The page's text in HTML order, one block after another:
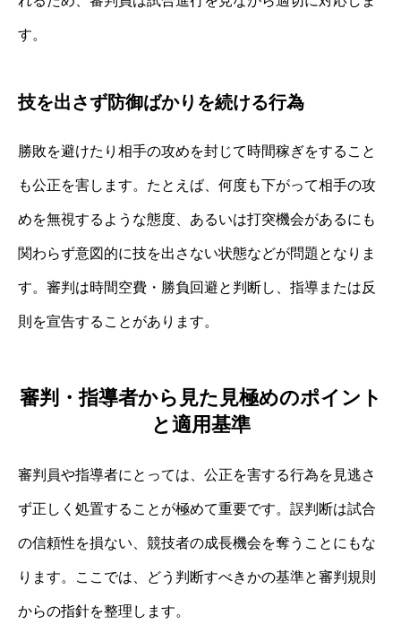
す。
技を出さず防御ばかりを続ける行為
勝敗を避けたり相手の攻めを封じて時間稼ぎをすること
も公正を害します。たとえば、何度も下がって相手の攻
めを無視するような態度、あるいは打突機会があるにも
関わらず意図的に技を出さない状態などが問題となりま
す。審判は時間空費・勝負回避と判断し、指導または反
則を宣告することがあります。
審判・指導者から見た見極めのポイント
と適用基準
審判員や指導者にとっては、公正を害する行為を見逃さ
ず正しく処置することが極めて重要です。誤判断は試合
の信頼性を損ない、競技者の成長機会を奪うことにもな
ります。ここでは、どう判断すべきかの基準と審判規則
からの指針を整理します。